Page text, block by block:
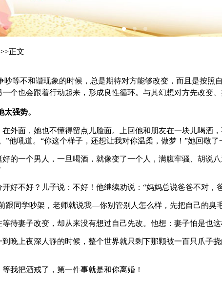
>>正文
等不和谐现象的时候，总是期待对方能够改变，而且是按照
个也会跟着行动起来，形成良性循环。与其幻想对方先改变
强势。
外面，她也不懂得留点儿脸面。上回他和朋友在一块儿喝酒
他吼道。“你这个样子，还想让我对你温柔，做梦！”她回敬了
的一个男人，一旦喝酒，就像变了一个人，满腹牢骚、胡说
好不好？儿子说：不好！他继续劝说：“妈妈总说爸爸不对，
跟同学吵架，老师就说我—你别管别人怎么样，先把自己的臭
待妻子改变，却从来没有想过自己先改。他想：妻子怕是也
晚上夜深人静的时候，整个世界就只剩下那颗被一百只爪
我把酒戒了，第一件事就是和你离婚！